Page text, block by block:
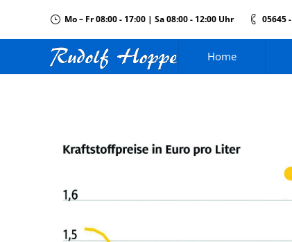
Mo – Fr 08:00 - 17:00 | Sa 08:00 - 12:00 Uhr 05645
Home